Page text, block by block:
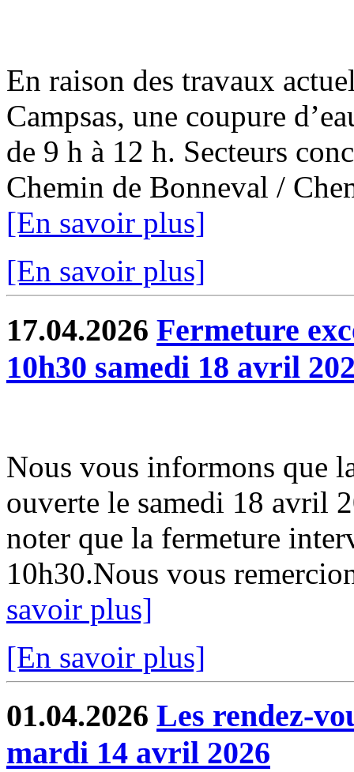
En raison des travaux
Campsas, une coupure
de 9 h à 12 h. Secteurs
Chemin de Bonneval /
[En savoir plus]
[En savoir plus]
17.04.2026 Fermeture
10h30 samedi 18 avril
Nous vous informons que
ouverte le samedi 18 avril
noter que la fermeture
10h30.Nous vous
savoir plus]
[En savoir plus]
01.04.2026 Les rendez-
mardi 14 avril 2026